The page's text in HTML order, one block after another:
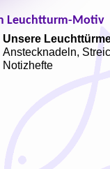
Leuchtturm-Motiv
Unsere
Anstecknadeln,
Notizhefte